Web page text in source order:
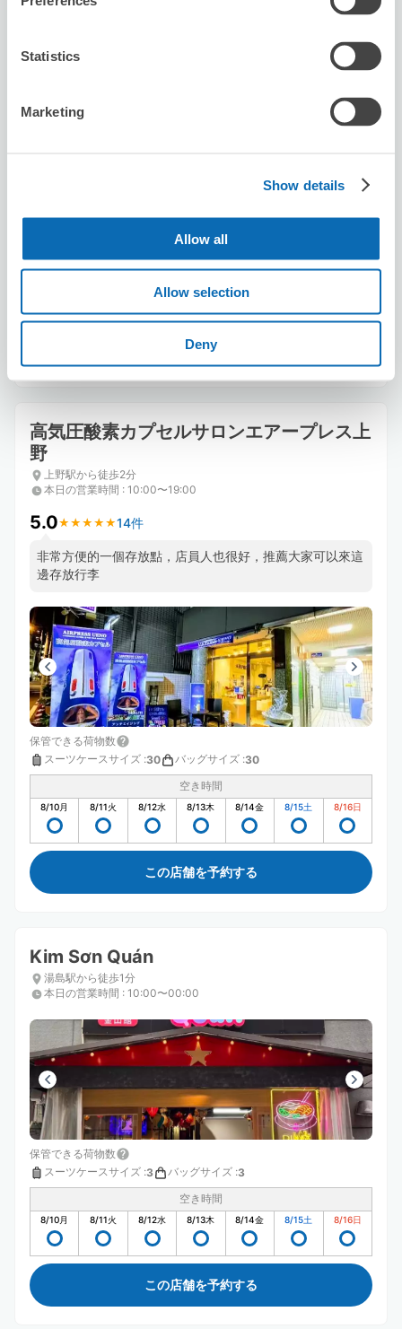
Statistics
Marketing
Show details
Allow all
Allow selection
Deny
果有寄放行李需求，可以再來唷。￼
保管できる荷物数
バッグサイズ
空き時間
この店舗を予約する
高気圧酸素カプセルサロンエアープレス上
野
上野駅から徒歩2分
本日の営業時間 : 10:00〜19:00
5.0★ ★ ★ ★ ★
★ ★ ★ ★ ★14件
非常方便的一個存放點，店員人也很好，推薦大家可以來這
邊存放行李
保管できる荷物数
スーツケースサイズ :30 バッグサイズ :30
空き時間
8/10月 8/11火 8/12水 8/13木 8/14金 8/15土 8/16日
この店舗を予約する
Kim Sơn Quán
湯島駅から徒歩1分
本日の営業時間 : 10:00〜00:00
保管できる荷物数
スーツケースサイズ :3 バッグサイズ :3
空き時間
8/10月 8/11火 8/12水 8/13木 8/14金 8/15土 8/16日
この店舗を予約する